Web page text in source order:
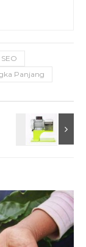
Panjang